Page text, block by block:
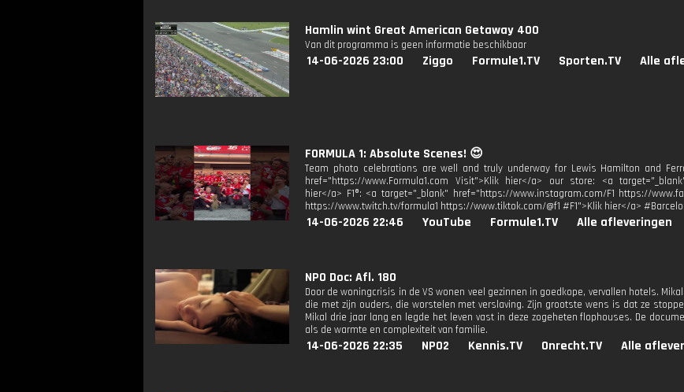
Hamlin wint Great American Getaway 400
Van dit programma is geen informatie beschikbaar
14-06-2026 23:00 Ziggo Formule1.TV Sporten.TV Alle
FORMULA 1: Absolute Scenes! 😍
Team photo celebrations are well and truly underway for Lewis Hamilton and
href="https://www.Formula1.com Visit">Klik hier</a> our store: <a
hier</a> F1®: <a target="_blank" href="https://www.instagram.com/F1 https://
https://www.twitch.tv/formula1 https://www.tiktok.com/@f1 #F1">Klik hier</a>
14-06-2026 22:46 YouTube Formule1.TV Alle afleveringen
NPO Doc: Afl. 180
Door de woningcrisis in de VS wonen veel gezinnen in goedkope, vervallen hotels.
die met zijn ouders, die worstelen met verslaving. Zijn grootste wens is dat ze
Mikal drie jaar lang en legde het leven vast in deze zogeheten flophouses. De
als de warmte en complexiteit van familie.
14-06-2026 22:35 NPO2 Kennis.TV Onrecht.TV Alle